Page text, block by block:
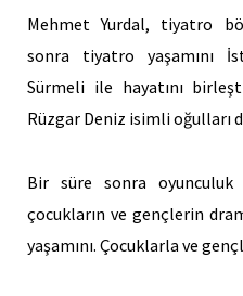
Mehmet Yurdal, tiyatro
sonra tiyatro yaşamını
Sürmeli ile hayatını
Rüzgar Deniz isimli oğulları
Bir süre sonra oyunculuk
çocukların ve gençlerin
yaşamını. Çocuklarla ve